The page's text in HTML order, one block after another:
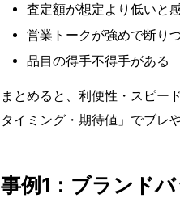
査定額が想定より低いと
営業トークが強めで断り
品目の得手不得手がある
まとめると、利便性・スピー
タイミング・期待値」でブレ
事例1：ブランド